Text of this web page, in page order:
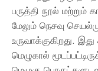
பருத்தி நூல் மற்றும்
மேலும் நெசவு
உருவாக்குகிறது.
மெழுகால்